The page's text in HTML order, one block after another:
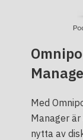
Med
Manager
nytta av